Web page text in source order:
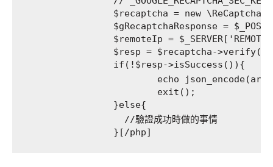
                  //驗證成功時做的事情
                }[/php]